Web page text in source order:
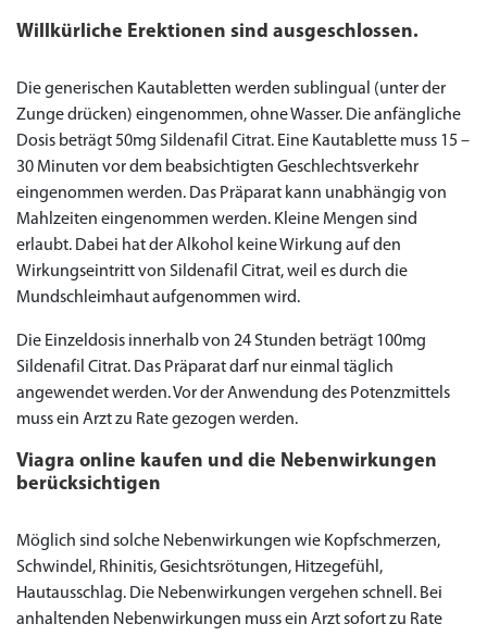
Willkürliche Erektionen sind ausgeschlossen.
Die generischen Kautabletten werden sublingual (unter der
Zunge drücken) eingenommen, ohne Wasser. Die anfängliche
Dosis beträgt 50mg Sildenafil Citrat. Eine Kautablette muss 15 –
30 Minuten vor dem beabsichtigten Geschlechtsverkehr
eingenommen werden. Das Präparat kann unabhängig von
Mahlzeiten eingenommen werden. Kleine Mengen sind
erlaubt. Dabei hat der Alkohol keine Wirkung auf den
Wirkungseintritt von Sildenafil Citrat, weil es durch die
Mundschleimhaut aufgenommen wird.
Die Einzeldosis innerhalb von 24 Stunden beträgt 100mg
Sildenafil Citrat. Das Präparat darf nur einmal täglich
angewendet werden. Vor der Anwendung des Potenzmittels
muss ein Arzt zu Rate gezogen werden.
Viagra online kaufen und die Nebenwirkungen
berücksichtigen
Möglich sind solche Nebenwirkungen wie Kopfschmerzen,
Schwindel, Rhinitis, Gesichtsrötungen, Hitzegefühl,
Hautausschlag. Die Nebenwirkungen vergehen schnell. Bei
anhaltenden Nebenwirkungen muss ein Arzt sofort zu Rate